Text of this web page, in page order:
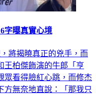
字曝真實心境
將揭曉真正的兇手，而
王柏傑飾演的牛郎「亨
眾看得臉紅心跳，而修杰
方無奈地直說：「那我只